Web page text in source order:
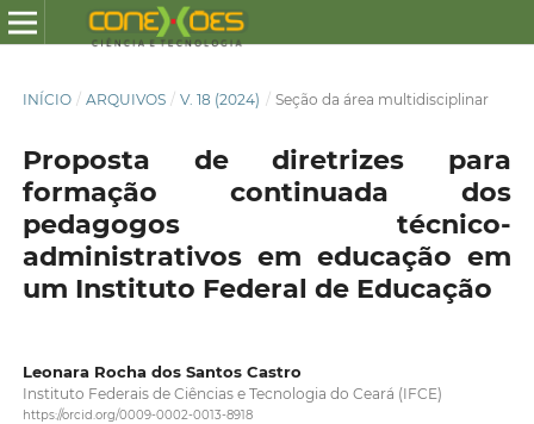
INÍCIO / ARQUIVOS / V. 18 (2024) / Seção da área multidisciplinar
Proposta de diretrizes para
formação continuada dos
pedagogos técnico-
administrativos em educação em
um Instituto Federal de Educação
Leonara Rocha dos Santos Castro
Instituto Federais de Ciências e Tecnologia do Ceará (IFCE)
https://orcid.org/0009-0002-0013-8918